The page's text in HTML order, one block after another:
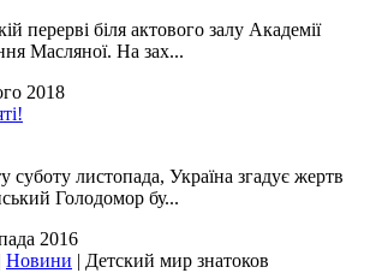
перерві біля актового залу Академії
Масляної. На зах...
2018
суботу листопада, Україна згадує жертв
Голодомор бу...
2016
Новини | Детский мир знатоков